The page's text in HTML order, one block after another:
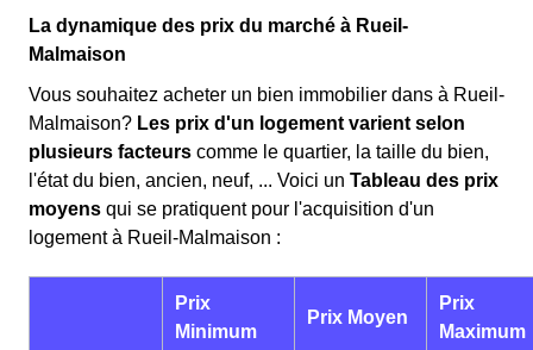
La dynamique des prix du marché à Rueil-
Malmaison
Vous souhaitez acheter un bien immobilier dans à Rueil-
Malmaison? Les prix d'un logement varient selon
plusieurs facteurs comme le quartier, la taille du bien,
l'état du bien, ancien, neuf, ... Voici un Tableau des prix
moyens qui se pratiquent pour l'acquisition d'un
logement à Rueil-Malmaison :
Prix
Minimum
Prix Moyen
Prix
Maximum